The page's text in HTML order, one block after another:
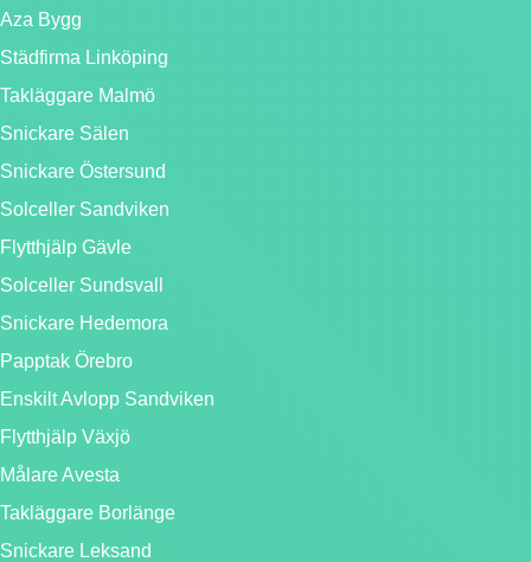
Aza Bygg
Städfirma Linköping
Takläggare Malmö
Snickare Sälen
Snickare Östersund
Solceller Sandviken
Flytthjälp Gävle
Solceller Sundsvall
Snickare Hedemora
Papptak Örebro
Enskilt Avlopp Sandviken
Flytthjälp Växjö
Målare Avesta
Takläggare Borlänge
Snickare Leksand